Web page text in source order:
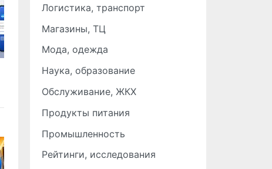
Логистика, транспорт
Магазины, ТЦ
Мода, одежда
Наука, образование
Обслуживание, ЖКХ
Продукты питания
Промышленность
Рейтинги, исследования